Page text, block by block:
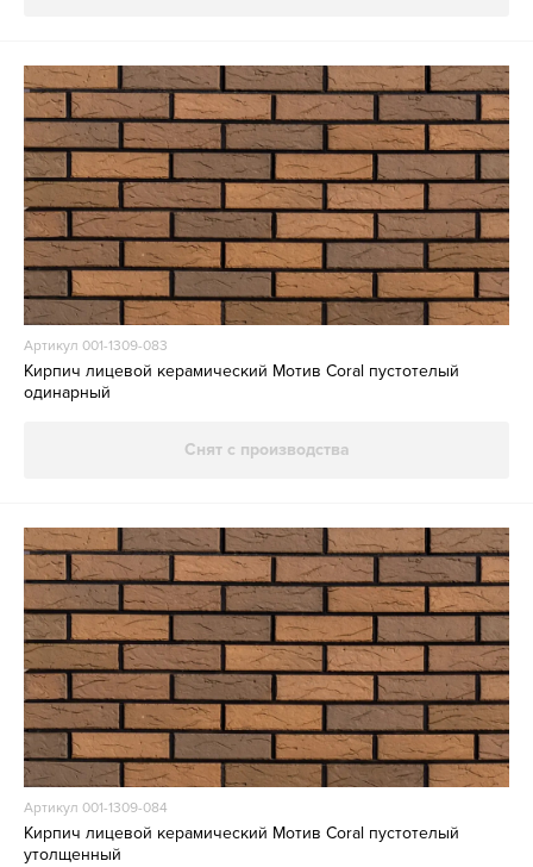
Артикул 001-1309-083
Кирпич лицевой керамический Мотив Coral пустотелый
одинарный
Снят с производства
Артикул 001-1309-084
Кирпич лицевой керамический Мотив Coral пустотелый
утолщенный